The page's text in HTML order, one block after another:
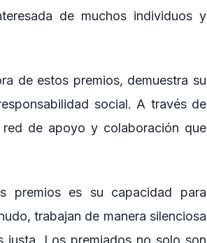
de muchos individuos y
de estos premios, demuestra su
social. A través de
de apoyo y colaboración que
premios es su capacidad para
trabajan de manera silenciosa
justa. Los premiados no solo son